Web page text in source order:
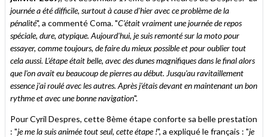
journée a été difficile, surtout à cause d'hier avec ce problème de la
pénalité", a commenté Coma. "C'était vraiment une journée de repos
spéciale, dure, atypique. Aujourd'hui, je suis remonté sur la moto pour
essayer, comme toujours, de faire du mieux possible et pour oublier tout
cela aussi. L'étape était belle, avec des dunes magnifiques dans le final alors
que l'on avait eu beaucoup de pierres au début. Jusqu'au ravitaillement
essence j'ai roulé avec les autres. Après j'étais devant en maintenant un bon
rythme et avec une bonne navigation".
Pour Cyril Despres, cette 8ème étape conforte sa belle prestation
: "je me la suis animée tout seul, cette étape !", a expliqué le français : "je